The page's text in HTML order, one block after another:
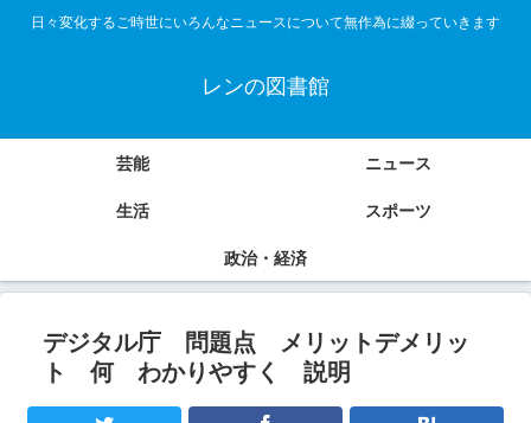
日々変化するご時世にいろんなニュースについて無作為に綴っていきます
レンの図書館
芸能
ニュース
生活
スポーツ
政治・経済
デジタル庁 問題点 メリットデメリッ
ト 何 わかりやすく 説明